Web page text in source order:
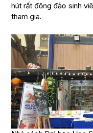
hút rất đông đảo sinh
tham gia.